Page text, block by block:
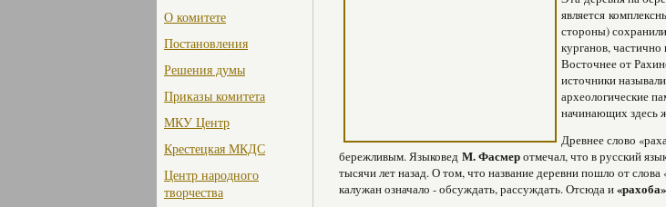
О комитете
Постановления
Решения думы
Приказы комитета
МКУ Центр
Крестецкая МКДС
Центр народного
творчества
является
стороны)
курганов,
Восточнее от
источники
археологические
начинающих здесь
Древнее слово
бережливым. Языковед М. Фасмеротмечал, что в русский
тысячи лет назад. О том, что название деревни пошло от
калужан означало - обсуждать, рассуждать. Отсюда и